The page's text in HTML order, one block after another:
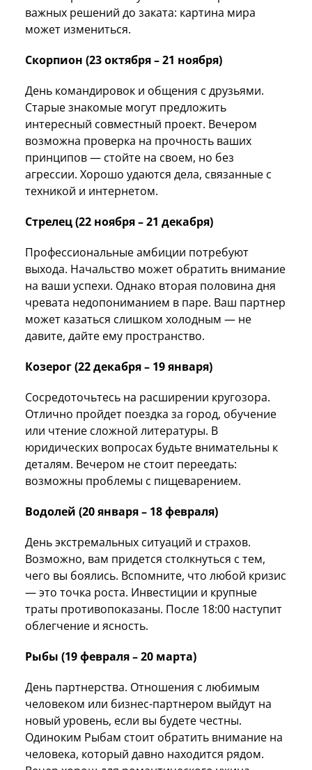
важных решений до заката: картина мира
может измениться.
Скорпион (23 октября – 21 ноября)
День командировок и общения с друзьями.
Старые знакомые могут предложить
интересный совместный проект. Вечером
возможна проверка на прочность ваших
принципов — стойте на своем, но без
агрессии. Хорошо удаются дела, связанные с
техникой и интернетом.
Стрелец (22 ноября – 21 декабря)
Профессиональные амбиции потребуют
выхода. Начальство может обратить внимание
на ваши успехи. Однако вторая половина дня
чревата недопониманием в паре. Ваш партнер
может казаться слишком холодным — не
давите, дайте ему пространство.
Козерог (22 декабря – 19 января)
Сосредоточьтесь на расширении кругозора.
Отлично пройдет поездка за город, обучение
или чтение сложной литературы. В
юридических вопросах будьте внимательны к
деталям. Вечером не стоит переедать:
возможны проблемы с пищеварением.
Водолей (20 января – 18 февраля)
День экстремальных ситуаций и страхов.
Возможно, вам придется столкнуться с тем,
чего вы боялись. Вспомните, что любой кризис
— это точка роста. Инвестиции и крупные
траты противопоказаны. После 18:00 наступит
облегчение и ясность.
Рыбы (19 февраля – 20 марта)
День партнерства. Отношения с любимым
человеком или бизнес-партнером выйдут на
новый уровень, если вы будете честны.
Одиноким Рыбам стоит обратить внимание на
человека, который давно находится рядом.